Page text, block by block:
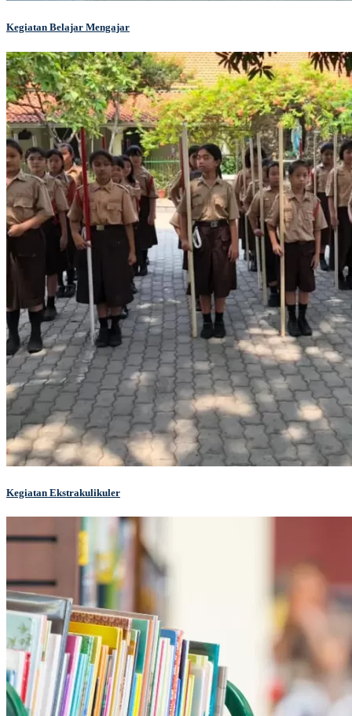
Kegiatan Belajar Mengajar
Kegiatan Ekstrakulikuler